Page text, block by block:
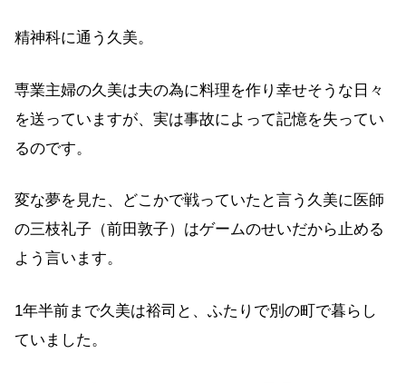
精神科に通う久美。
専業主婦の久美は夫の為に料理を作り幸せそうな日々
を送っていますが、実は事故によって記憶を失ってい
るのです。
変な夢を見た、どこかで戦っていたと言う久美に医師
の三枝礼子（前田敦子）はゲームのせいだから止める
よう言います。
1年半前まで久美は裕司と、ふたりで別の町で暮らし
ていました。